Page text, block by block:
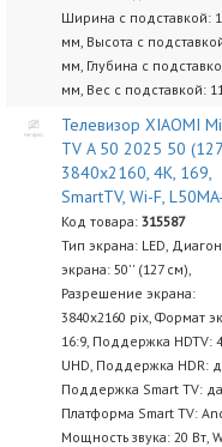
Ширина с подставкой:
мм, Высота с
мм, Глубина с
мм, Вес с подставкой:
Телевизор XIAOMI
TV A 50 2025 50
3840x2160, 4K, 169,
SmartTV, Wi-F,
Код товара: 315587
Тип экрана: LED,
экрана: 50'' (127 см),
Разрешение экрана:
3840x2160 pix, Формат
16:9, Поддержка HDTV:
UHD, Поддержка HDR:
Поддержка Smart TV:
Платформа Smart TV:
Мощность звука: 20 Вт,